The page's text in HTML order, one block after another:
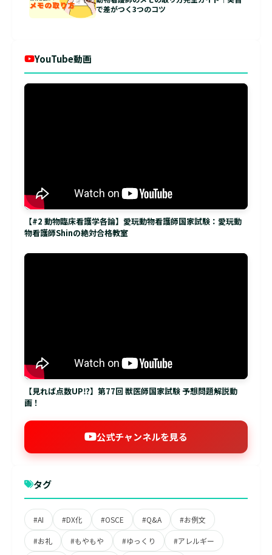
で差がつく3つのコツ
YouTube動画
【#2 動物臨床看護学各論】愛玩動物看護師国家試験：愛玩動
物看護師Shinの絶対合格教室
【見れば点数UP⁉】第77回 獣医師国家試験 予想問題解説動
画！
公式チャンネルを見る
タグ
#AI #DX化 #OSCE #Q&A #お例文
#お礼 #もやもや #ゆっくり #アレルギー